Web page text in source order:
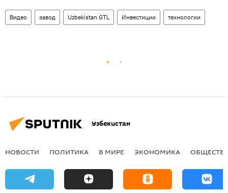
Видео завод Uzbekistan GTL Инвестиции технологии
Узбекистан
НОВОСТИ ПОЛИТИКА В МИРЕ ЭКОНОМИКА